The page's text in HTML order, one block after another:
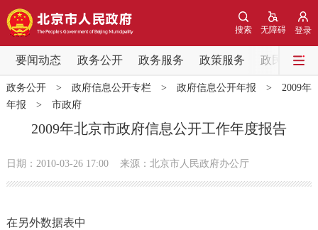
登录
无障碍
搜索
要闻动态 政务公开 政务服务 政策服务 政民互动
要闻动态
党中央精神 国务院信息 中央部委动态
北京要闻 会议信息 部门动态
各区热点
政务公开> 政府信息公开专栏> 政府信息公开年报 > 2009年
年报 > 市政府
2009年北京市政府信息公开工作年度报告
日期：2010-03-26 17:00 来源：北京市人民政府办公厅
在另外数据表中